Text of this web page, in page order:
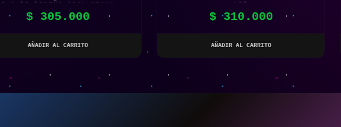
5.0 DE DISEÑO COOL MECHA
$305.000
AÑADIR AL CARRITO
LED
$310.000
AÑADIR AL CARRITO